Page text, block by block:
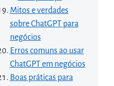
Mitos e verdades
sobre ChatGPT para
negócios
Erros comuns ao usar
ChatGPT em negócios
Boas práticas para